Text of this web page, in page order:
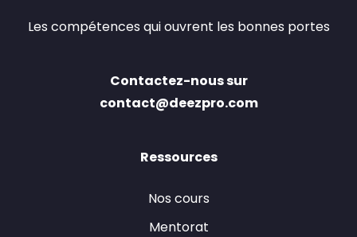
Les compétences qui ouvrent les bonnes portes
Contactez-nous sur
contact@deezpro.com
Ressources
Nos cours
Mentorat